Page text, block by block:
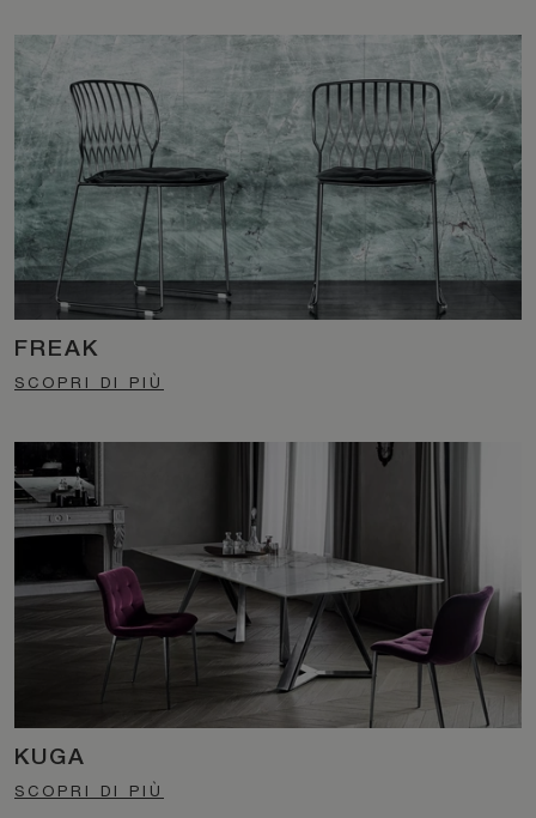
FREAK
SCOPRI DI PIÙ
KUGA
SCOPRI DI PIÙ